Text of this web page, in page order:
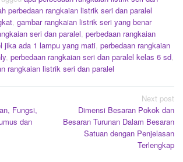
perbedaan rangkaian listrik seri dan paralel
, gambar rangkaian listrik seri yang benar
seri dan paralel, perbedaan rangkaian
jika ada 1 lampu yang mati, perbedaan rangkaian
, perbedaan rangkaian seri dan paralel kelas 6 sd,
rangkaian listrik seri dan paralel
Fungsi,
dan
Next post
Dimensi Besaran Pokok dan
Besaran Turunan Dalam Besaran
Satuan dengan Penjelasan
Terlengkap